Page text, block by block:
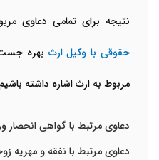
نتیجه برای تمامی دعاوی
حقوقی با وکیل ارث بهره
مربوط به ارث اشاره داشته
دعاوی مرتبط با گواهی انحصار
دعاوی مرتبط با نفقه و مهریه